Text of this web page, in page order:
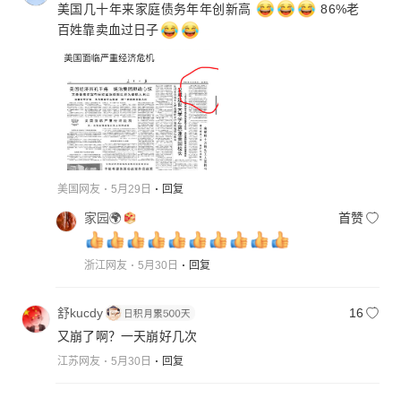
美国几十年来家庭债务年年创新高
86%老
百姓靠卖血过日子
美国网友 5月29日 回复
家园🌍 首赞
浙江网友 5月30日 回复
舒kucdy
16
又崩了啊？一天崩好几次
江苏网友 5月30日 回复